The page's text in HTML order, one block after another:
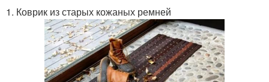
1. Коврик из старых кожаных ремней